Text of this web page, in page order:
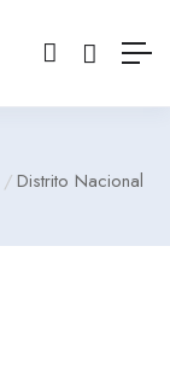
Distrito Nacional